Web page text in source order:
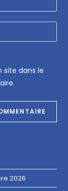
dans le
2026